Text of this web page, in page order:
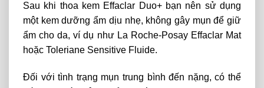
Sau khi thoa kem Effaclar Duo+ bạn nên sử dụng
một kem dưỡng ẩm dịu nhẹ, không gây mụn để giữ
ẩm cho da, ví dụ như La Roche-Posay Effaclar Mat
hoặc Toleriane Sensitive Fluide.
Đối với tình trạng mụn trung bình đến nặng, có thể